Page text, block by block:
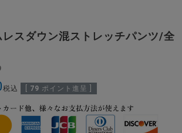
スダウン混ストレッチパンツ/全
税込 79 ポイント進呈 ]